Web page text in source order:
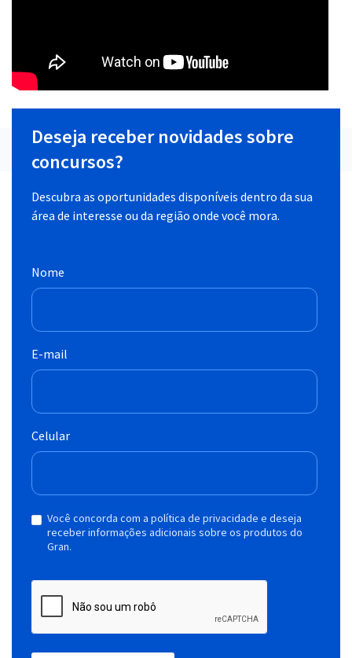
Deseja receber novidades sobre
concursos?
Descubra as oportunidades disponíveis dentro da sua
área de interesse ou da região onde você mora.
Nome
E-mail
Celular
Você concorda com a política de privacidade e deseja
receber informações adicionais sobre os produtos do
Gran.